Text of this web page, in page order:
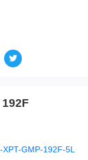
XPT-GMP-192F-5L